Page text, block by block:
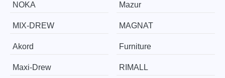
NOKA Mazur
MIX-DREW MAGNAT
Akord Furniture
Maxi-Drew RIMALL